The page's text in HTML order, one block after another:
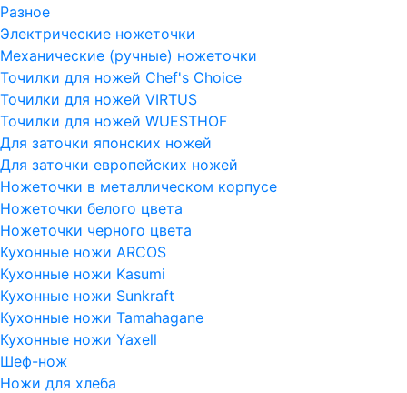
Разное
Электрические ножеточки
Механические (ручные) ножеточки
Точилки для ножей Chef's Choice
Точилки для ножей VIRTUS
Точилки для ножей WUESTHOF
Для заточки японских ножей
Для заточки европейских ножей
Ножеточки в металлическом корпусе
Ножеточки белого цвета
Ножеточки черного цвета
Кухонные ножи ARCOS
Кухонные ножи Kasumi
Кухонные ножи Sunkraft
Кухонные ножи Tamahagane
Кухонные ножи Yaxell
Шеф-нож
Ножи для хлеба